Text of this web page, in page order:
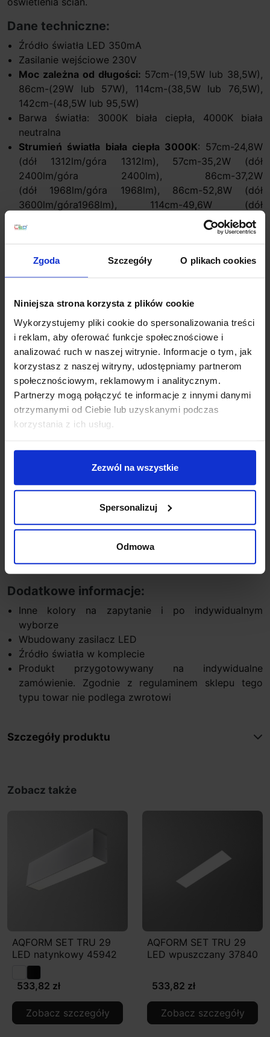
Zgoda Szczegóły O plikach cookies
Niniejsza strona korzysta z plików cookie
Wykorzystujemy pliki cookie do spersonalizowania treści
i reklam, aby oferować funkcje społecznościowe i
analizować ruch w naszej witrynie. Informacje o tym, jak
korzystasz z naszej witryny, udostępniamy partnerom
społecznościowym, reklamowym i analitycznym.
Partnerzy mogą połączyć te informacje z innymi danymi
otrzymanymi od Ciebie lub uzyskanymi podczas
korzystania z ich usług.
Zezwól na wszystkie
Spersonalizuj
Odmowa
Dane techniczne:
Źródło światła LED 350mA
Zasilanie wejściowe 230V
Moc zależna od długości: 57cm-(19,5W lub 38,5W),
86cm-(29W lub 57W), 114cm-(38,5W lub 76,5W),
142cm-(48,5W lub 95,5W)
Barwa światła: 3000K biała ciepła, 4000K biała
neutralna
Strumień światła biała ciepła 3000K: 57cm-24,8W
(dół 1312lm/góra 1312lm), 57cm-35,2W (dół
2400lm/góra 2400lm), 86cm-37,2W
(dół 1968lm/góra 1968lm), 86cm-52,8W (dół
3600lm/góra1968lm), 114cm-49,6W (dół
2624lm/góra 2624lm), 114cm-70,4W (dół
4800lm/góra 2624lm), 142cm-62W (dół
3280lm/góra 3280lm), 142cm-88W (dół
6000lm/góra 3280lm), 170cm-74,4W (dół
3936lm/góra 3936lm), 170cm-105,6W (dół
86,8W (dół 4592lm/góra 4592lm), 198cm-
123,2W (dół 8400lm/góra 4592lm)
Strumień światła biała naturalna 4000K
24,8W (dół 1344lm/góra 1344lm), 57cm-35,2W (dół
2480lm/góra 2480lm), 86cm-37,2W (dół
2016lm/góra 2016lm), 86cm-52,8W (dół
3720lm/góra2016lm), 114cm-49,6W (dół
2688lm/góra 2688lm), 114cm-70,4W (dół
4960lm/góra 2688lm), 142cm-62W (dół
6200lm/góra 3360lm)
Długość: 57cm, 86cm, 114cm, 142cm
Szerokość klosza 6cm
Kolor czarny, biały
Sposób montażu ściana
Gwarancja 5 lat
Dodatkowe informacje:
Inne kolory na zapytanie i po indywidualnym
wyborze
Wbudowany zasilacz LED
Źródło światła w komplecie
Produkt przygotowywany na indywidualne
zamówienie. Zgodnie z regulaminem sklepu tego
typu towar nie podlega zwrotowi
Szczegóły produktu
Zobacz także
AQFORM SET TRU 29
LED natynkowy 45942
533,82 zł
Zobacz szczegóły
AQFORM SET TRU 29
LED wpuszczany 37840
533,82 zł
Zobacz szczegóły